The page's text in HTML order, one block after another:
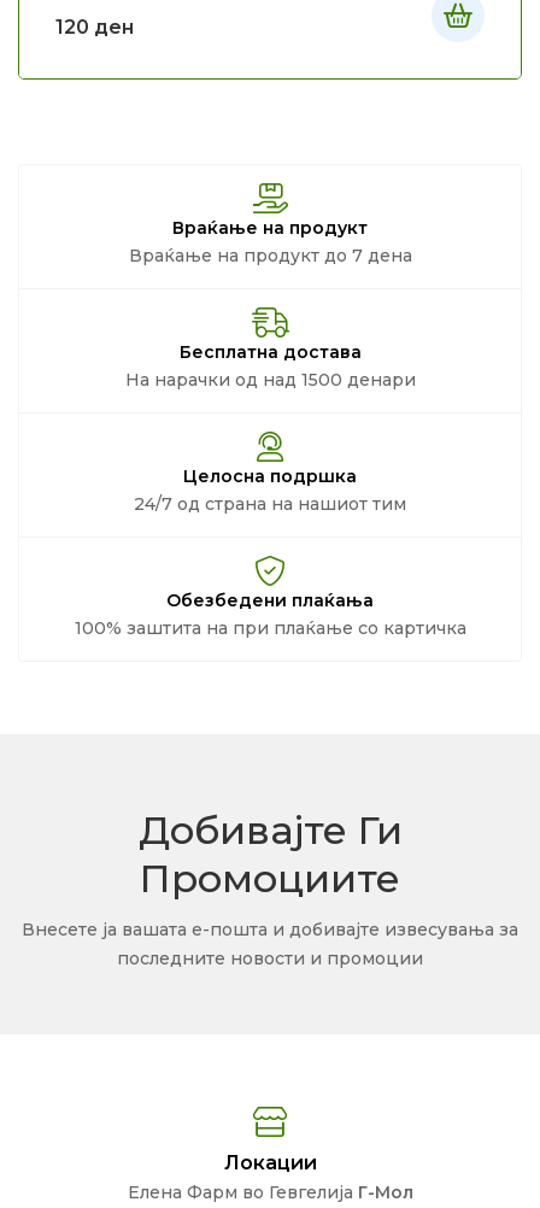
120 ден
Враќање на продукт
Враќање на продукт до 7 дена
Бесплатна достава
На нарачки од над 1500 денари
Целосна подршка
24/7 од страна на нашиот тим
Обезбедени плаќања
100% заштита на при плаќање со картичка
Добивајте Ги
Промоциите
Внесете ја вашата е-пошта и добивајте извесувања за
последните новости и промоции
Локации
Елена Фарм во Гевгелија Г-Мол